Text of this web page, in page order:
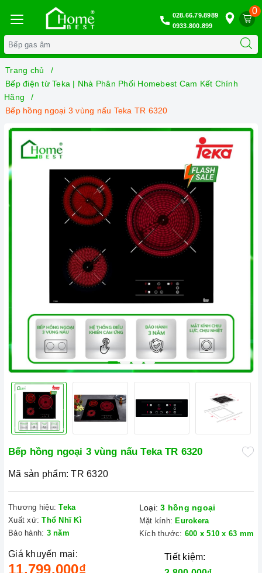
0
028.66.79.8989
0933.800.899
Trang chủ
Bếp điện từ Teka | Nhà Phân Phối Homebest Cam Kết Chính
Hãng
Bếp hồng ngoại 3 vùng nấu Teka TR 6320
Bếp hồng ngoại 3 vùng nấu Teka TR 6320
Mã sản phẩm: TR 6320
Thương hiệu: Teka
Xuất xứ: Thổ Nhĩ Kì
Bảo hành: 3 năm
Loại: 3 hồng ngoại
Mặt kính: Eurokera
Kích thước: 600 x 510 x 63 mm
Giá khuyến mại:
11.799.000₫
Tiết kiệm: